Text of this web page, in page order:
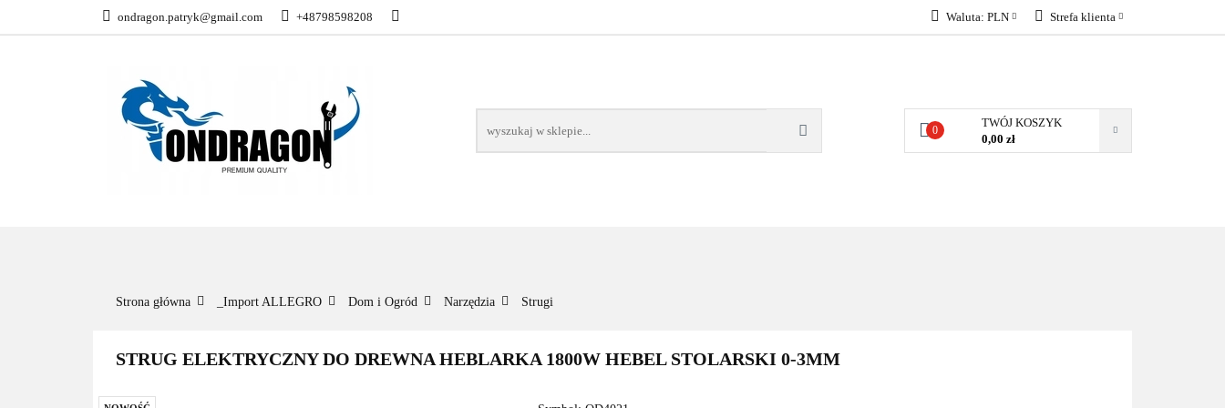
ondragon.patryk@gmail.com +48798598208 Waluta: PLN Strefa klienta
Dodaj zgłoszenie
Zgody cookies
0
TWÓJ KOSZYK
0,00 zł
KATEGORIE NOWOŚCI BESTSELLERY WSZYSTKIE TOWARY KONTAKT
Strona główna _Import ALLEGRO Dom i Ogród Narzędzia Strugi
STRUG ELEKTRYCZNY DO DREWNA HEBLARKA 1800W HEBEL STOLARSKI 0-3MM